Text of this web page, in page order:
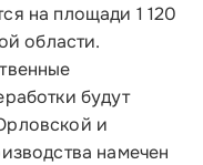
на площади 1 120
области.
будут
и
намечен